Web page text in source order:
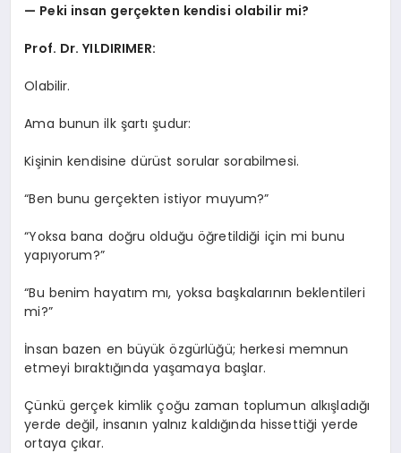
— Peki insan gerçekten kendisi olabilir mi?
Prof. Dr. YILDIRIMER:
Olabilir.
Ama bunun ilk şartı şudur:
Kişinin kendisine dürüst sorular sorabilmesi.
“Ben bunu gerçekten istiyor muyum?”
“Yoksa bana doğru olduğu öğretildiği için mi bunu
yapıyorum?”
“Bu benim hayatım mı, yoksa başkalarının beklentileri
mi?”
İnsan bazen en büyük özgürlüğü; herkesi memnun
etmeyi bıraktığında yaşamaya başlar.
Çünkü gerçek kimlik çoğu zaman toplumun alkışladığı
yerde değil, insanın yalnız kaldığında hissettiği yerde
ortaya çıkar.